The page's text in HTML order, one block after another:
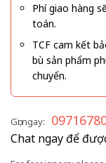
Phí giao hàng
toán.
TCF cam kết
bù sản phẩm
chuyển.
Gọi ngay:
Chat ngay để